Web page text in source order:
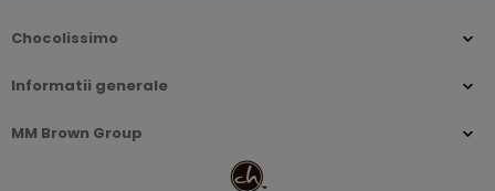
Chocolissimo
Informatii generale
MM Brown Group